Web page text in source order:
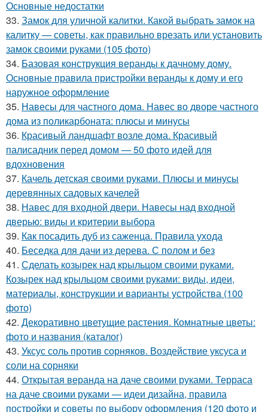
Основные недостатки
33. Замок для уличной калитки. Какой выбрать замок на
калитку — советы, как правильно врезать или установить
замок своими руками (105 фото)
34. Базовая конструкция веранды к дачному дому.
Основные правила пристройки веранды к дому и его
наружное оформление
35. Навесы для частного дома. Навес во дворе частного
дома из поликарбоната: плюсы и минусы
36. Красивый ландшафт возле дома. Красивый
палисадник перед домом — 50 фото идей для
вдохновения
37. Качель детская своими руками. Плюсы и минусы
деревянных садовых качелей
38. Навес для входной двери. Навесы над входной
дверью: виды и критерии выбора
39. Как посадить дуб из саженца. Правила ухода
40. Беседка для дачи из дерева. С полом и без
41. Сделать козырек над крыльцом своими руками.
Козырек над крыльцом своими руками: виды, идеи,
материалы, конструкции и варианты устройства (100
фото)
42. Декоративно цветущие растения. Комнатные цветы:
фото и названия (каталог)
43. Уксус соль против сорняков. Воздействие уксуса и
соли на сорняки
44. Открытая веранда на даче своими руками. Терраса
на даче своими руками — идеи дизайна, правила
постройки и советы по выбору оформления (120 фото и